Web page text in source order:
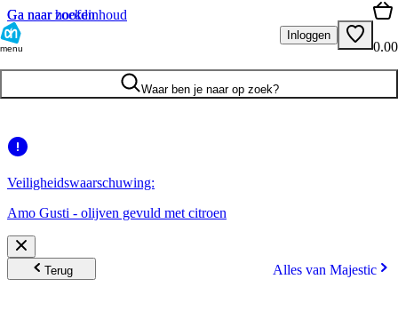
Ga naar hoofdinhoud
Ga naar zoeken
menu
Inloggen
0.00
Waar ben je naar op zoek?
Veiligheidswaarschuwing:
Amo Gusti - olijven gevuld met citroen
Terug Alles van Majestic